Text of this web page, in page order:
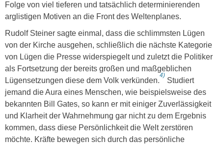
Folge von viel tieferen und tatsächlich determinierenden
arglistigen Motiven an die Front des Weltenplanes.
Rudolf Steiner sagte einmal, dass die schlimmsten Lügen
von der Kirche ausgehen, schließlich die nächste Kategorie
von Lügen die Presse widerspiegelt und zuletzt die Politiker
als Fortsetzung der bereits großen und maßgeblichen
Lügensetzungen diese dem Volk verkünden.
4)
Studiert
jemand die Aura eines Menschen, wie beispielsweise des
bekannten Bill Gates, so kann er mit einiger Zuverlässigkeit
und Klarheit der Wahrnehmung gar nicht zu dem Ergebnis
kommen, dass diese Persönlichkeit die Welt zerstören
möchte. Kräfte bewegen sich durch das persönliche